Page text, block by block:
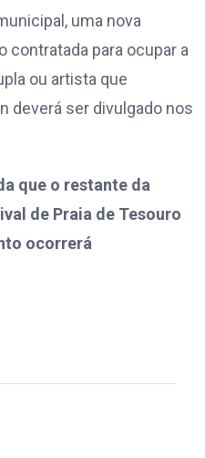
uma nova
contratada para ocupar a
ou artista que
deverá ser divulgado nos
que o restante da
de Praia de Tesouro
ocorrerá